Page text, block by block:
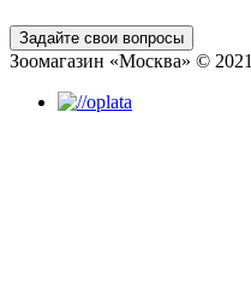
Зоомагазин «Москва» © 2021